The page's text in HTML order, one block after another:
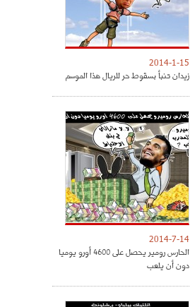
2014-1-15
زيدان تنبأ بسقوط حر للريال هذا الموسم
2014-7-14
الحارس رومير يحصل على 4600 أورو يوميا
دون أن يلعب